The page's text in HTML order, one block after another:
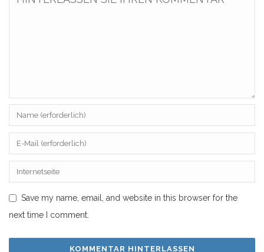
Save my name, email, and website in this browser for the
next time I comment.